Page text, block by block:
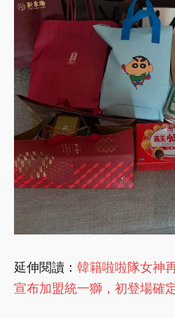
延伸閱讀： 韓籍啦啦隊女神
宣布加盟統一獅，初登場確